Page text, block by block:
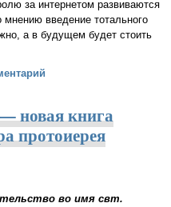
за интернетом развиваются
введение тотального
а в будущем будет стоить
запретить кухонные ножи в
новая книга
протоиерея
во имя свт.